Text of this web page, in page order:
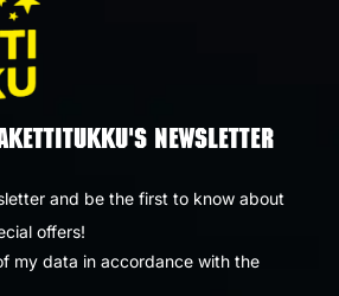
NEWSLETTER
and be the first to know about
offers!
my data in accordance with the